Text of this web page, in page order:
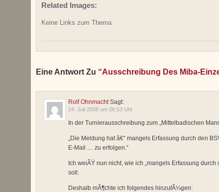
Related Images:
Keine Links zum Thema
Eine Antwort Zu “Ausschreibung Des Miba-
Rolf Ohnmacht Sagt:
24. Juli 2008 um 06:53 Uhr
In der Turnierausschreibung zum „Mittelbadischen
„Die Meldung hat â€“ mangels Erfassung durch den
E-Mail … zu erfolgen.“
Ich weiÃŸ nun nicht, wie ich „mangels Erfassung
soll.
Deshalb mÃ¶chte ich folgendes hinzufÃ¼gen: